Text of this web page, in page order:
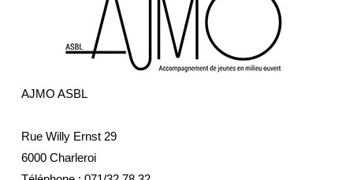
AJMO ASBL
Rue Willy Ernst 29
6000 Charleroi